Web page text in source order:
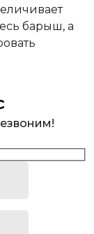
барыш, а